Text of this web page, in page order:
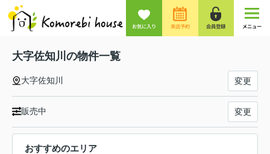
お気に入り 来店予約 会員登録 メニュー
大字佐知川の物件一覧
大字佐知川 変更
販売中 変更
おすすめのエリア